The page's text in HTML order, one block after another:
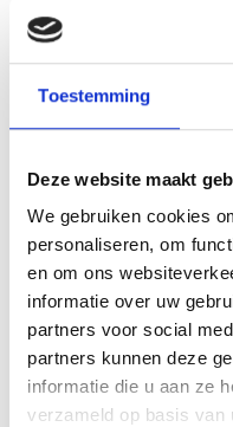
Toestemming
Deze website maakt
We gebruiken cookies
personaliseren, om
en om ons
informatie over uw
partners voor social
partners kunnen deze
informatie die u aan ze
verzameld op basis van
GROOT OPPERVLAK